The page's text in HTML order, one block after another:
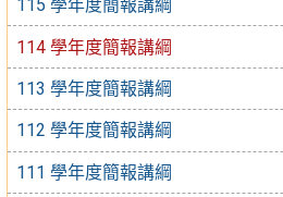
115 學年度簡報講綱
114 學年度簡報講綱
113 學年度簡報講綱
112 學年度簡報講綱
111 學年度簡報講綱